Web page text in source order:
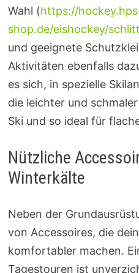
Wahl (https://
shop.de/eishockey/
und geeignete
Aktivitäten ebenfalls
es sich, in spezielle
die leichter und
Ski und so ideal für
Nützliche
Winterkälte
Neben der
von Accessoires, die
komfortabler machen.
Tagestouren ist